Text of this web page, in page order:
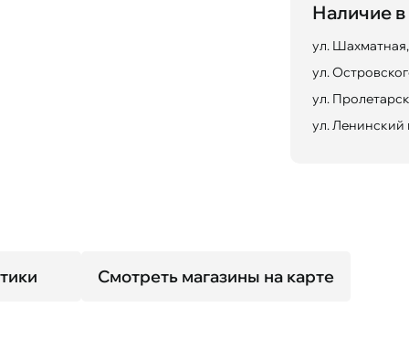
Наличие в
ул.
ул.
ул.
ул. Ленинский
Смотреть магазины на карте